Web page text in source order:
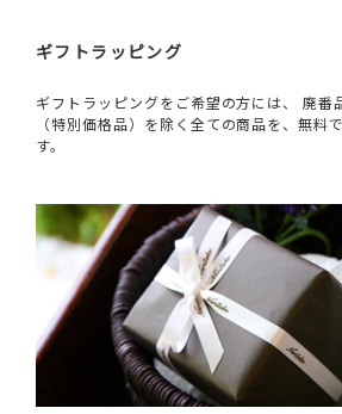
ギフトラッピング
ギフトラッピングをご希望の方には、 廃番
（特別価格品）を除く全ての商品を、無料
す。